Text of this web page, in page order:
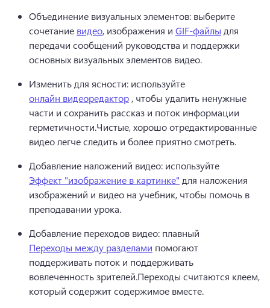
Объединение визуальных элементов: выберите
сочетание видео, изображения и GIF-файлы для
передачи сообщений руководства и поддержки
основных визуальных элементов видео.
Изменить для ясности: используйте
онлайн видеоредактор , чтобы удалить ненужные
части и сохранить рассказ и поток информации
герметичности.Чистые, хорошо отредактированные
видео легче следить и более приятно смотреть.
Добавление наложений видео: используйте
Эффект "изображение в картинке" для наложения
изображений и видео на учебник, чтобы помочь в
преподавании урока.
Добавление переходов видео: плавный
Переходы между разделами помогают
поддерживать поток и поддерживать
вовлеченность зрителей.Переходы считаются клеем,
который содержит содержимое вместе.